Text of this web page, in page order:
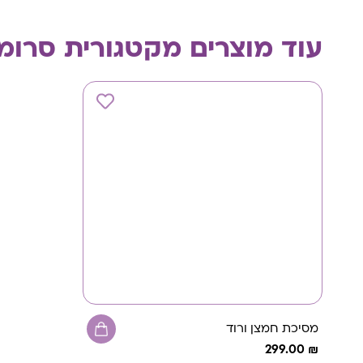
עוד מוצרים מקטגורית
מסיכת חמצן ורוד
₪